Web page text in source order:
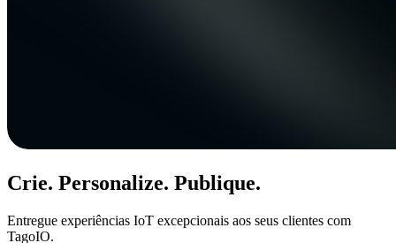
Crie. Personalize. Publique.
Entregue experiências IoT excepcionais aos seus clientes com
TagoIO.